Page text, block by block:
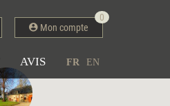
Mon compte
0
AVIS FR EN